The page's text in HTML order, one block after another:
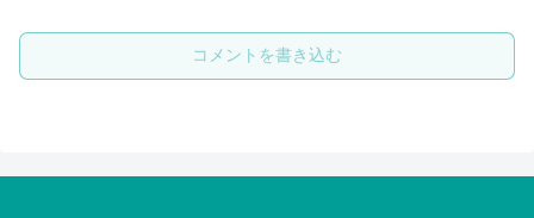
コメントを書き込む